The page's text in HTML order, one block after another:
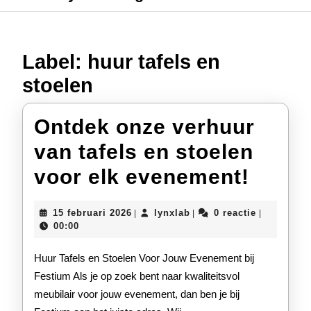
Label: huur tafels en
stoelen
Ontdek onze verhuur
van tafels en stoelen
voor elk evenement!
van
15 februari 2026 15
lynxlablynxlab0 reactie
00:00
Huur Tafels en Stoelen Voor Jouw Evenement bij
Festium Als je op zoek bent naar kwaliteitsvol
meubilair voor jouw evenement, dan ben je bij